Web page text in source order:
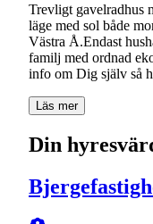
Trevligt gavelradhus
läge med sol både
Västra Å.Endast
familj med ordnad
info om Dig själv så
Läs mer
Din